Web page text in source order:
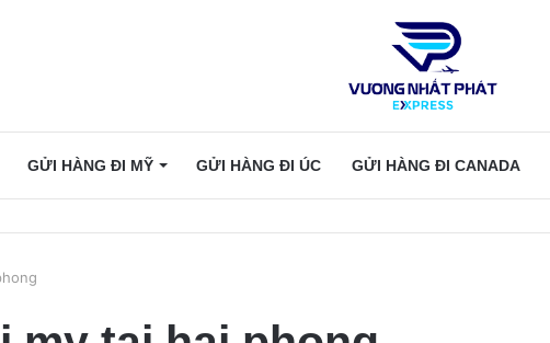
GỬI HÀNG ĐI MỸ GỬI HÀNG ĐI ÚC GỬI HÀNG ĐI CANADA